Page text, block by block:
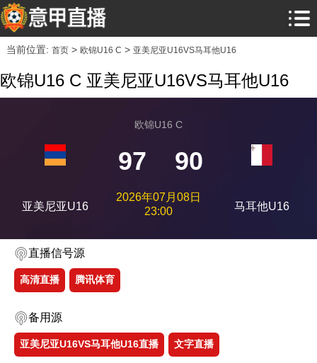
当前位置: 首页> 欧锦U16 C > 亚美尼亚U16VS马耳他U16
欧锦U16 C 亚美尼亚U16VS马耳他U16
亚美尼亚U16
欧锦U16 C
97 90
2026年07月08日
23:00
马耳他U16
直播信号源
高清直播 腾讯体育
备用源
亚美尼亚U16VS马耳他U16直播 文字直播